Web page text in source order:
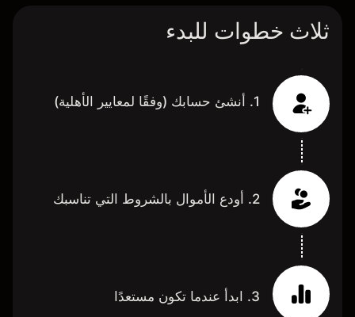
ثلاث خطوات للبدء
1. أنشئ حسابك (وفقًا لمعايير الأهلية)
2. أودع الأموال بالشروط التي تناسبك
3. ابدأ عندما تكون مستعدًا